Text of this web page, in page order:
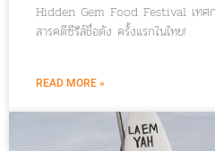
Hidden Gem Food Festival เทศ
สารคดีซีรีส์ชื่อดัง ครั้งแรกในไทย!
READ MORE »